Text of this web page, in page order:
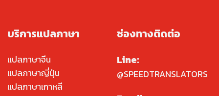
บริการแปลภาษา
แปลภาษาจีน
แปลภาษาญี่ปุ่น
แปลภาษาเกาหลี
ช่องทางติดต่อ
Line:
@SPEEDTRANSLATORS